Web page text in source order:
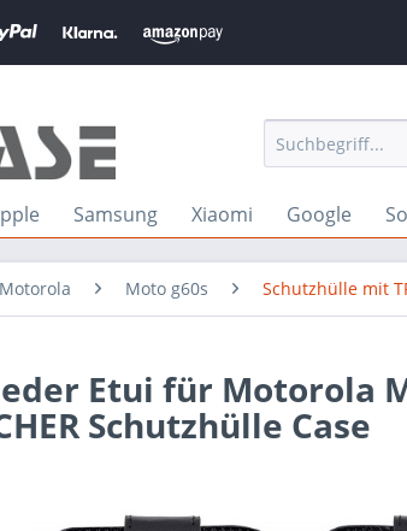
Samsung Xiaomi Google
Motorola Moto g60s Schutzhülle mit
Etui für Motorola
Schutzhülle Case